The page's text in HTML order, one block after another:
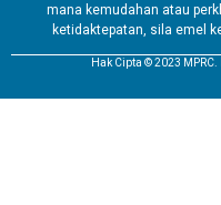
mana kemudahan atau
ketidaktepatan, sila emel
Hak Cipta © 2023